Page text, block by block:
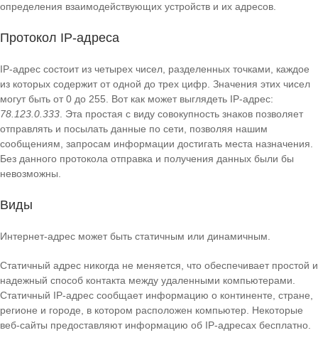
определения взаимодействующих устройств и их адресов.
Протокол IP-адреса
IP-адрес состоит из четырех чисел, разделенных точками, каждое
из которых содержит от одной до трех цифр. Значения этих чисел
могут быть от 0 до 255. Вот как может выглядеть IP-адрес:
78.123.0.333. Эта простая с виду совокупность знаков позволяет
отправлять и посылать данные по сети, позволяя нашим
сообщениям, запросам информации достигать места назначения.
Без данного протокола отправка и получения данных были бы
невозможны.
Виды
Интернет-адрес может быть статичным или динамичным.
Статичный адрес никогда не меняется, что обеспечивает простой и
надежный способ контакта между удаленными компьютерами.
Статичный IP-адрес сообщает информацию о континенте, стране,
регионе и городе, в котором расположен компьютер. Некоторые
веб-сайты предоставляют информацию об IP-адресах бесплатно.